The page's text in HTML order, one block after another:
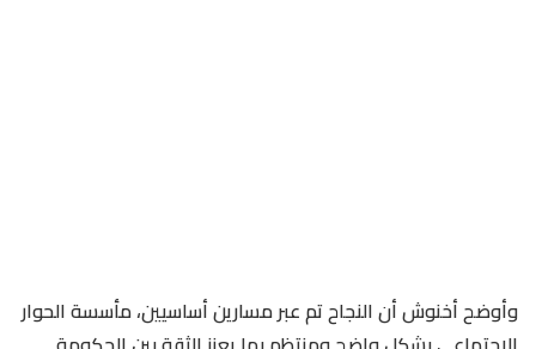
وأوضح أخنوش أن النجاح تم عبر مسارين أساسيين، مأسسة الحوار